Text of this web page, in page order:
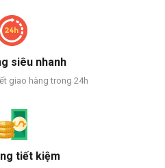
siêu nhanh
giao hàng trong 24h
tiết kiệm